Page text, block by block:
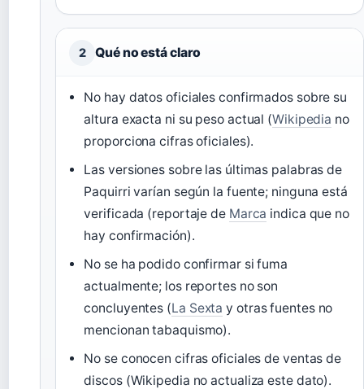
2 Qué no está claro
No hay datos oficiales confirmados sobre su
altura exacta ni su peso actual (Wikipedia no
proporciona cifras oficiales).
Las versiones sobre las últimas palabras de
Paquirri varían según la fuente; ninguna está
verificada (reportaje de Marca indica que no
hay confirmación).
No se ha podido confirmar si fuma
actualmente; los reportes no son
concluyentes (La Sexta y otras fuentes no
mencionan tabaquismo).
No se conocen cifras oficiales de ventas de
discos (Wikipedia no actualiza este dato).